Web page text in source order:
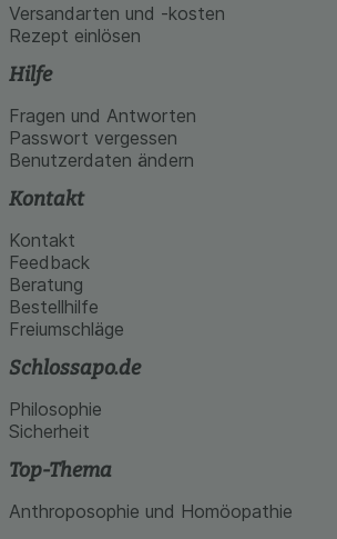
Versandarten und -kosten
Rezept einlösen
Hilfe
Fragen und Antworten
Passwort vergessen
Benutzerdaten ändern
Kontakt
Kontakt
Feedback
Beratung
Bestellhilfe
Freiumschläge
Schlossapo.de
Philosophie
Sicherheit
Top-Thema
Anthroposophie und Homöopathie